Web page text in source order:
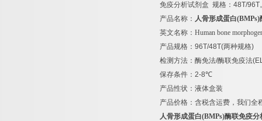
免疫分析试剂盒 规格： 48T/96T
产品名称： 人骨形成蛋白(BMPs)
英文名称： Human bone
产品规格： 96T/48T(两种规格)
检测方法：酶免法/酶联免疫法
保存条件： 2-8℃
产品性状：液体盒装
产品价格：含税含运费，我们全
人骨形成蛋白(BMPs)酶联免疫分